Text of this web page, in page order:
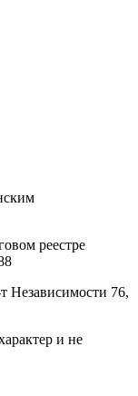
реестре
Независимости 76,
и не